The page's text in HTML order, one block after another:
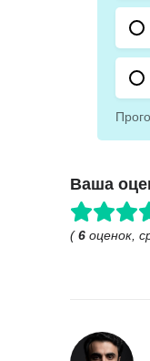
Ваша
( 6 оценок,